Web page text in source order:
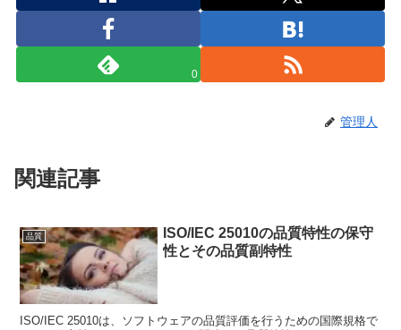
0
管理人
関連記事
品質
ISO/IEC 25010の品質特性の保守
性とその品質副特性
ISO/IEC 25010は、ソフトウェアの品質評価を行うための国際規格で